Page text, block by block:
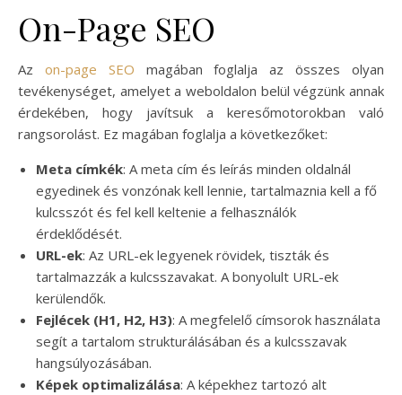
On-Page SEO
Az on-page SEO magában foglalja az összes olyan
tevékenységet, amelyet a weboldalon belül végzünk annak
érdekében, hogy javítsuk a keresőmotorokban való
rangsorolást. Ez magában foglalja a következőket:
Meta címkék: A meta cím és leírás minden oldalnál
egyedinek és vonzónak kell lennie, tartalmaznia kell a fő
kulcsszót és fel kell keltenie a felhasználók
érdeklődését.
URL-ek: Az URL-ek legyenek rövidek, tiszták és
tartalmazzák a kulcsszavakat. A bonyolult URL-ek
kerülendők.
Fejlécek (H1, H2, H3): A megfelelő címsorok használata
segít a tartalom strukturálásában és a kulcsszavak
hangsúlyozásában.
Képek optimalizálása: A képekhez tartozó alt